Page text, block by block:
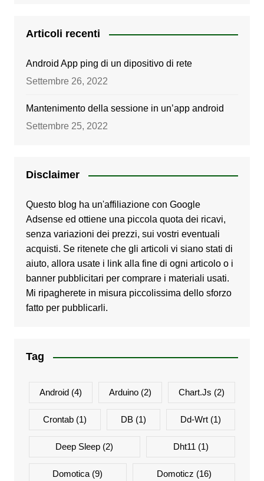
Articoli recenti
Android App ping di un dipositivo di rete
Settembre 26, 2022
Mantenimento della sessione in un’app android
Settembre 25, 2022
Disclaimer
Questo blog ha un'affiliazione con Google
Adsense ed ottiene una piccola quota dei ricavi,
senza variazioni dei prezzi, sui vostri eventuali
acquisti. Se ritenete che gli articoli vi siano stati di
aiuto, allora usate i link alla fine di ogni articolo o i
banner pubblicitari per comprare i materiali usati.
Mi ripagherete in misura piccolissima dello sforzo
fatto per pubblicarli.
Tag
Android(4) Arduino (2) Chart.js (2)
Crontab(1) DB (1) Dd-Wrt (1)
Deep Sleep (2) Dht11 (1)
Domotica (9) Domoticz (16)